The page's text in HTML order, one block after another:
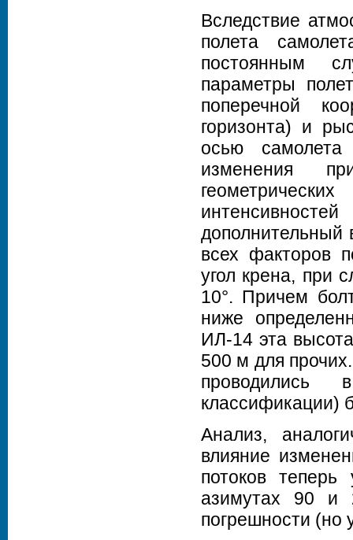
Вследствие
полета
постоянным
параметры
поперечной
горизонта) и
осью
изменения
дополнительный
всех факторов
угол крена, при
10°. Причем
ниже
ИЛ-14 эта
500 м для
классификации)
Анализ,
влияние
потоков
азимутах 90 и
погрешности (но